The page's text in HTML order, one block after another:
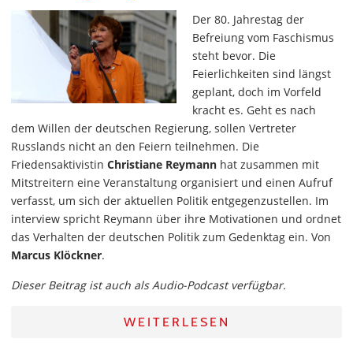
Der 80. Jahrestag der
Befreiung vom Faschismus
steht bevor. Die
Feierlichkeiten sind längst
geplant, doch im Vorfeld
kracht es. Geht es nach
dem Willen der deutschen Regierung, sollen Vertreter
Russlands nicht an den Feiern teilnehmen. Die
Friedensaktivistin Christiane Reymann hat zusammen mit
Mitstreitern eine Veranstaltung organisiert und einen Aufruf
verfasst, um sich der aktuellen Politik entgegenzustellen. Im
interview spricht Reymann über ihre Motivationen und ordnet
das Verhalten der deutschen Politik zum Gedenktag ein. Von
Marcus Klöckner.
Dieser Beitrag ist auch als Audio-Podcast verfügbar.
WEITERLESEN